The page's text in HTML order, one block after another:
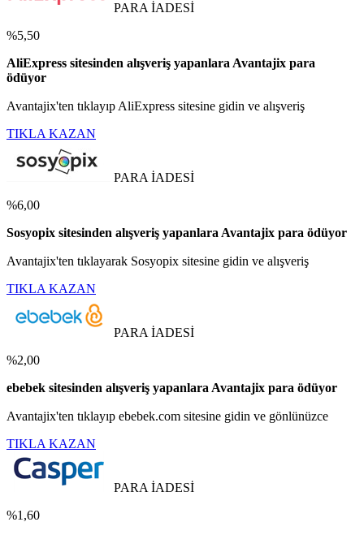
PARA İADESİ
%5,50
AliExpress sitesinden alışveriş yapanlara Avantajix para
ödüyor
Avantajix'ten tıklayıp AliExpress sitesine gidin ve alışveriş
TIKLA KAZAN
PARA İADESİ
%6,00
Sosyopix sitesinden alışveriş yapanlara Avantajix para ödüyor
Avantajix'ten tıklayarak Sosyopix sitesine gidin ve alışveriş
TIKLA KAZAN
PARA İADESİ
%2,00
ebebek sitesinden alışveriş yapanlara Avantajix para ödüyor
Avantajix'ten tıklayıp ebebek.com sitesine gidin ve gönlünüzce
TIKLA KAZAN
PARA İADESİ
%1,60